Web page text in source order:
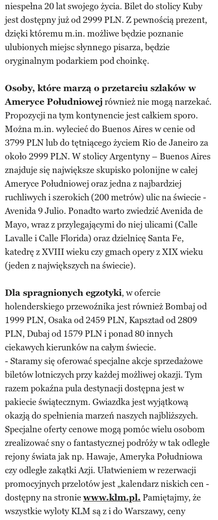
niespełna 20 lat swojego życia. Bilet do stolicy Kuby
jest dostępny już od 2999 PLN. Z pewnością prezent,
dzięki któremu m.in. możliwe będzie poznanie
ulubionych miejsc słynnego pisarza, będzie
oryginalnym podarkiem pod choinkę.
Osoby, które marzą o przetarciu szlaków w
Ameryce Południowej również nie mogą narzekać.
Propozycji na tym kontynencie jest całkiem sporo.
Można m.in. wylecieć do Buenos Aires w cenie od
3799 PLN lub do tętniącego życiem Rio de Janeiro za
około 2999 PLN. W stolicy Argentyny – Buenos Aires
znajduje się największe skupisko polonijne w całej
Ameryce Południowej oraz jedna z najbardziej
ruchliwych i szerokich (200 metrów) ulic na świecie -
Avenida 9 Julio. Ponadto warto zwiedzić Avenida de
Mayo, wraz z przylegającymi do niej ulicami (Calle
Lavalle i Calle Florida) oraz dzielnicę Santa Fe,
katedrę z XVIII wieku czy gmach opery z XIX wieku
(jeden z największych na świecie).
Dla spragnionych egzotyki, w ofercie
holenderskiego przewoźnika jest również Bombaj od
1999 PLN, Osaka od 2459 PLN, Kapsztad od 2809
PLN, Dubaj od 1579 PLN i ponad 80 innych
ciekawych kierunków na całym świecie.
- Staramy się oferować specjalne akcje sprzedażowe
biletów lotniczych przy każdej możliwej okazji. Tym
razem pokaźna pula destynacji dostępna jest w
pakiecie świątecznym. Gwiazdka jest wyjątkową
okazją do spełnienia marzeń naszych najbliższych.
Specjalne oferty cenowe mogą pomóc wielu osobom
zrealizować sny o fantastycznej podróży w tak odległe
rejony świata jak np. Hawaje, Ameryka Południowa
czy odległe zakątki Azji. Ułatwieniem w rezerwacji
promocyjnych przelotów jest „kalendarz niskich cen -
dostępny na stronie www.klm.pl. Pamiętajmy, że
wszystkie wyloty KLM są z i do Warszawy, ceny